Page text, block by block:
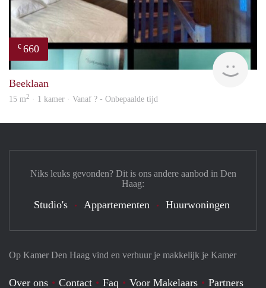
€ 660
Beeklaan
15 m2 · 1 kamer · Vanaf ? - Onbepaalde tijd
Op Kamer Den Haag vind en verhuur je makkelijk je Kamer
Over ons Contact Faq Voor Makelaars Partners
Niks leuks gevonden? Dit is ons andere aanbod in Den
Haag:
Studio's Appartementen Huurwoningen